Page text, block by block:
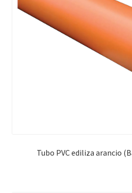
Tubo PVC ediliza arancio